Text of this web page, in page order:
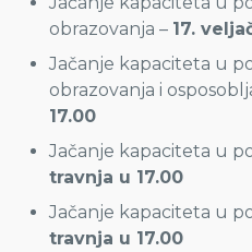
obrazovanja – 17.
Jačanje kapaciteta u
obrazovanja i
17.00
Jačanje kapaciteta u
travnja u 17.00
Jačanje kapaciteta u
travnja u 17.00